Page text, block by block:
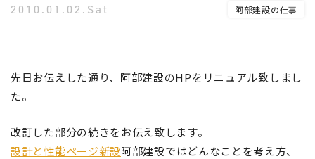
2010.01.02.Sat 阿部建設の仕事
先日お伝えした通り、阿部建設のHPをリニュアル致しまし
た。
改訂した部分の続きをお伝え致します。
設計と性能ページ新設阿部建設ではどんなことを考え方、